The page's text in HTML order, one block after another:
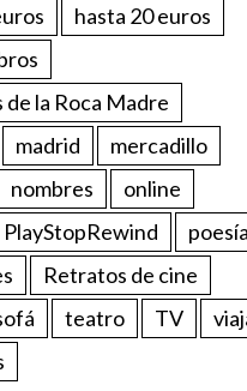
hasta 20 euros
de la Roca Madre
madrid
mercadillo
nombres
online
PlayStopRewind
poesía
Retratos de cine
teatro TV